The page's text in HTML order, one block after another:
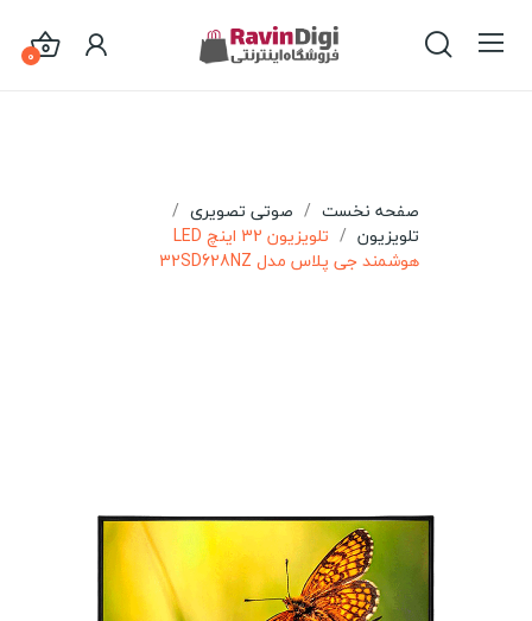
0
صفحه نخست
صوتی تصویری
تلویزیون
تلویزیون 32 اینچ LED
هوشمند جی پلاس مدل 32SD628NZ